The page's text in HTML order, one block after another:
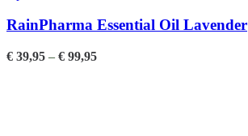
RainPharma Essential Oil Lavender
€ 39,95 – € 99,95